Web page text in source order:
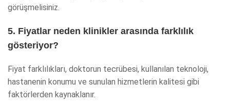
görüşmelisiniz.
5. Fiyatlar neden klinikler arasında farklılık
gösteriyor?
Fiyat farklılıkları, doktorun tecrübesi, kullanılan teknoloji,
hastanenin konumu ve sunulan hizmetlerin kalitesi gibi
faktörlerden kaynaklanır.